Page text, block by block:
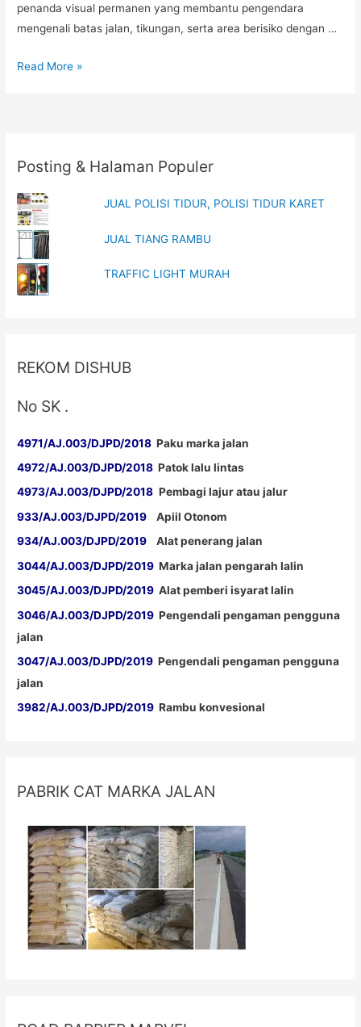
penanda visual permanen yang membantu pengendara
mengenali batas jalan, tikungan, serta area berisiko dengan …
Delineator
Delineator
Kuat,
Pabrik
Delineator
Besi
Indonesia
Read More »
Posting & Halaman Populer
JUAL POLISI TIDUR, POLISI TIDUR KARET
JUAL TIANG RAMBU
TRAFFIC LIGHT MURAH
REKOM DISHUB
No SK .
4971/AJ.003/DJPD/2018 Paku marka jalan
4972/AJ.003/DJPD/2018 Patok lalu lintas
4973/AJ.003/DJPD/2018 Pembagi lajur atau jalur
933/AJ.003/DJPD/2019 Apiil Otonom
934/AJ.003/DJPD/2019 Alat penerang jalan
3044/AJ.003/DJPD/2019 Marka jalan pengarah lalin
3045/AJ.003/DJPD/2019 Alat pemberi isyarat lalin
3046/AJ.003/DJPD/2019 Pengendali pengaman pengguna
jalan
3047/AJ.003/DJPD/2019 Pengendali pengaman pengguna
jalan
3982/AJ.003/DJPD/2019 Rambu konvesional
PABRIK CAT MARKA JALAN